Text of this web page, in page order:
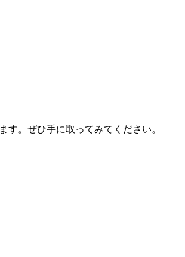
す。ぜひ手に取ってみてください。